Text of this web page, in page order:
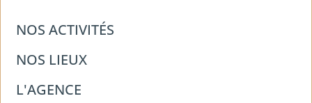
NOS ACTIVITÉS
NOS LIEUX
L'AGENCE